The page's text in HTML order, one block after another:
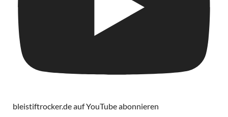
bleistiftrocker.de auf YouTube abonnieren